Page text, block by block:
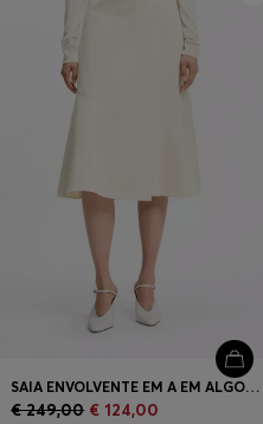
SAIA ENVOLVENTE EM A EM ALGODÃO ELÁSTICO
€ 249,00 € 124,00